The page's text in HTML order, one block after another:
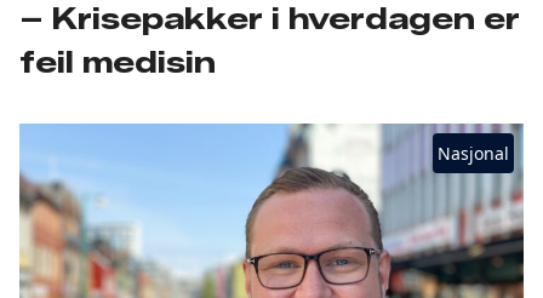
– Krisepakker i hverdagen er
feil medisin
Nasjonal